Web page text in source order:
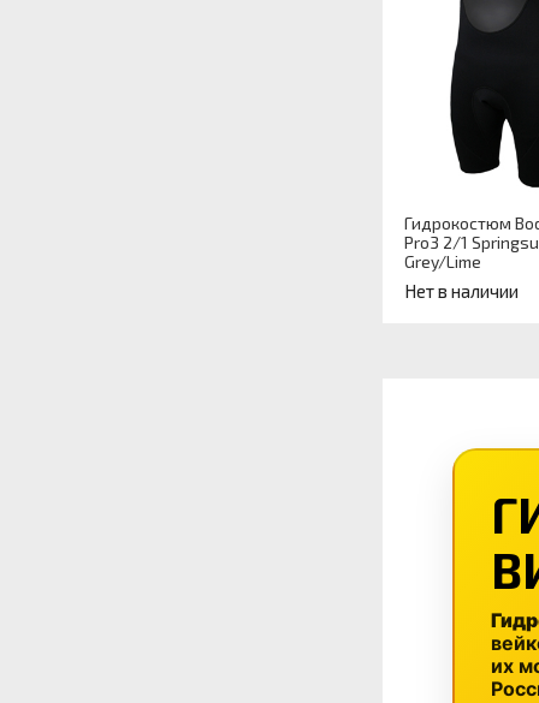
Гидрокостюм
Pro3 2/1
Grey/Lime
Нет в наличии
их